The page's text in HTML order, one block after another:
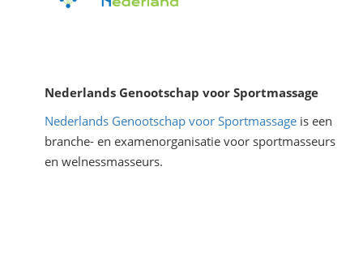
Nederlands Genootschap voor Sportmassage
Nederlands Genootschap voor Sportmassage is een
branche- en examenorganisatie voor sportmasseurs
en welnessmasseurs.